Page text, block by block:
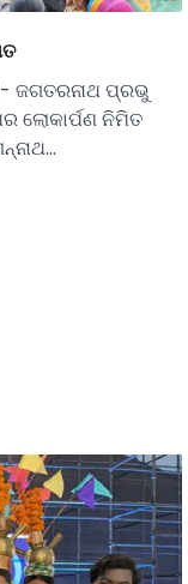
ଜଗତରନାଥ ପ୍ରଭୁ
ଲୋକାର୍ପଣ ନିମିତ